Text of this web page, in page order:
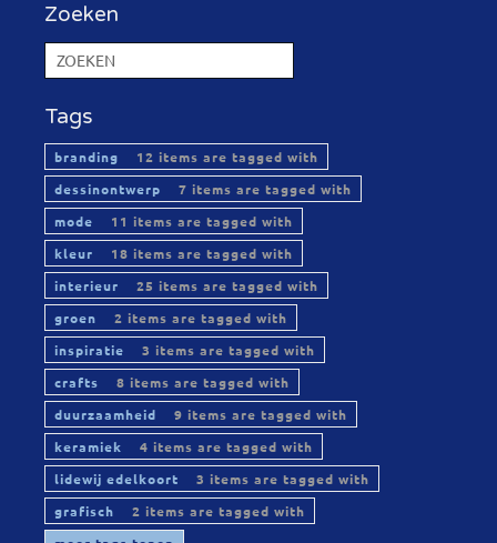
Zoeken
Tags
branding
12 items are tagged with
dessinontwerp
7 items are tagged with
mode
11 items are tagged with
kleur
18 items are tagged with
interieur
25 items are tagged with
groen
2 items are tagged with
inspiratie
3 items are tagged with
crafts
8 items are tagged with
duurzaamheid
9 items are tagged with
keramiek
4 items are tagged with
lidewij edelkoort
3 items are tagged with
grafisch
2 items are tagged with